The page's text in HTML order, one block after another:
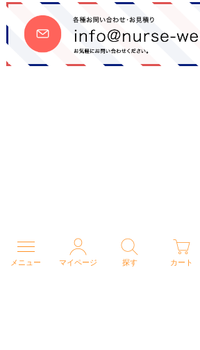
メニュー マイページ 探す カート